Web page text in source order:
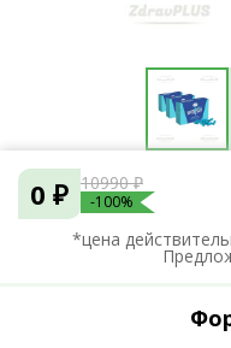
0 ₽ 10990 ₽
-100%
*цена